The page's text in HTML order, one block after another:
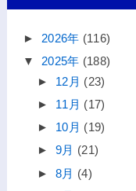
► 2026年 (116)
▼ 2025年 (188)
► 12月 (23)
► 11月 (17)
► 10月 (19)
► 9月 (21)
► 8月 (4)